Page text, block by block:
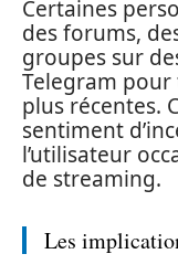
Certaines
des forums,
groupes sur
Telegram
plus récentes.
sentiment
l’utilisateur
de streaming.
Les